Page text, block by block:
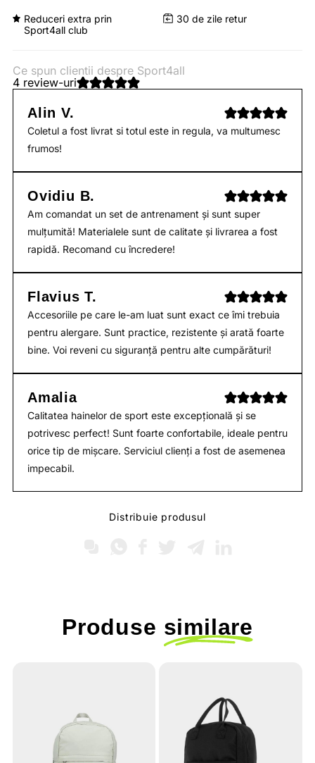
Reduceri extra prin
Sport4all club
30 de zile retur
Ce spun clientii despre Sport4all
4 review-uri
Alin V.
Coletul a fost livrat si totul este in regula, va multumesc
frumos!
Ovidiu B.
Am comandat un set de antrenament și sunt super
mulțumită! Materialele sunt de calitate și livrarea a fost
rapidă. Recomand cu încredere!
Flavius T.
Accesoriile pe care le-am luat sunt exact ce îmi trebuia
pentru alergare. Sunt practice, rezistente și arată foarte
bine. Voi reveni cu siguranță pentru alte cumpărături!
Amalia
Calitatea hainelor de sport este excepțională și se
potrivesc perfect! Sunt foarte confortabile, ideale pentru
orice tip de mișcare. Serviciul clienți a fost de asemenea
impecabil.
Distribuie produsul
Produse similare